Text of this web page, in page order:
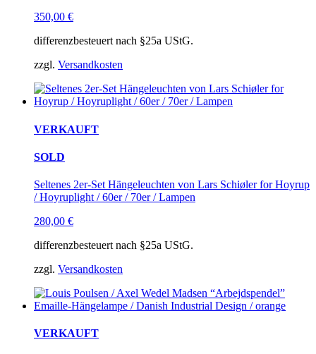
350,00 €
differenzbesteuert nach §25a UStG.
zzgl. Versandkosten
VERKAUFT
SOLD
Seltenes 2er-Set Hängeleuchten von Lars Schiøler for Hoyrup
/ Hoyruplight / 60er / 70er / Lampen
280,00 €
differenzbesteuert nach §25a UStG.
zzgl. Versandkosten
VERKAUFT